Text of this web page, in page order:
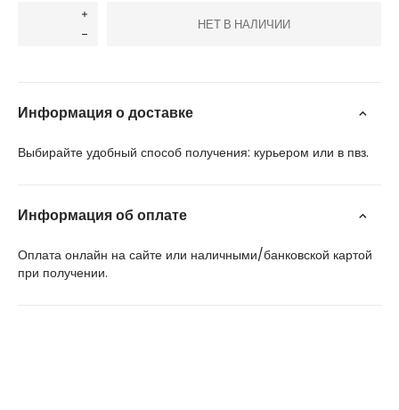
НЕТ В НАЛИЧИИ
Информация о доставке
Выбирайте удобный способ получения: курьером или в пвз.
Информация об оплате
Оплата онлайн на сайте или наличными/банковской картой
при получении.